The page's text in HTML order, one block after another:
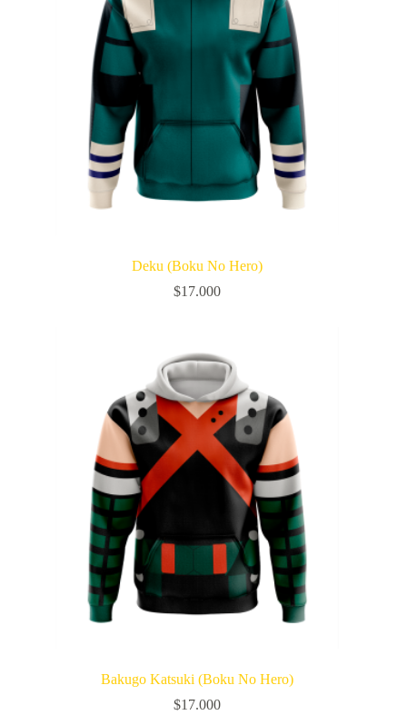
Deku (Boku No Hero)
$17.000
Bakugo Katsuki (Boku No Hero)
$17.000